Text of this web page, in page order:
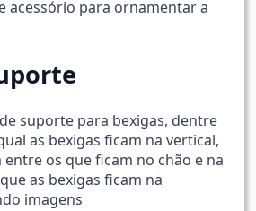
acessório para ornamentar a
suporte para bexigas, dentre
as bexigas ficam na vertical,
os que ficam no chão e na
as bexigas ficam na
imagens